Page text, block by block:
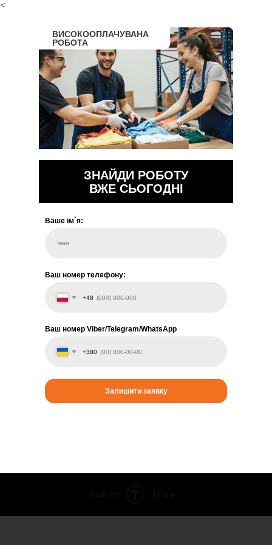
<
ВИСОКООПЛАЧУВАНА
РОБОТА
Ваше ім`я:
Іван
Ваш номер телефону:
+48
Ваш номер Viber/Telegram/WhatsApp
+380
Залишити заявку
ЗНАЙДИ РОБОТУ
ВЖЕ СЬОГОДНІ